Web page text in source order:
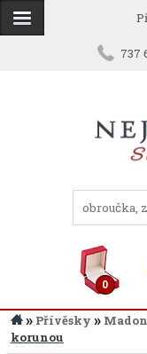
737
0
» Přívěsky »
korunou